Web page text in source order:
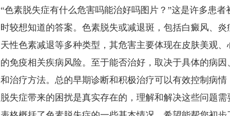
“色素脱失症有什么危害吗能治好吗图片？”这是许多患者
时较想知道的答案。色素脱失或减退斑，包括白癜风、
天性色素减退等多种类型，其危害主要体现在皮肤美观
的免疫相关疾病风险。至于能否治好，取决于具体的病
和治疗方法。总的早期诊断和积极治疗可以有效控制病
脱失症带来的困扰是真实存在的，理解和解决这些问题